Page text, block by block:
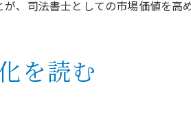
、司法書士としての市場価値を高
を読む